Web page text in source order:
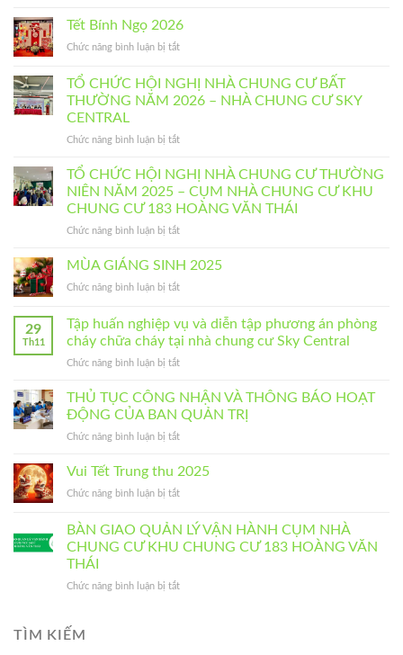
BẤT
NĂM
–
CỤM
CƯ
CHUNG
CƯ
183
VĂN
CHỨC
NGHỊ
CHUNG
CƯ
NĂM
–
NHÀ
CHUNG
SKY
Tết Bính Ngọ 2026
Chức năng bình luận bị tắtở
Bính
2026
TỔ CHỨC HỘI NGHỊ NHÀ CHUNG CƯ BẤT
THƯỜNG NĂM 2026 – NHÀ CHUNG CƯ SKY
CENTRAL
Chức năng bình luận bị tắtở
CHỨC
HỘI
NGHỊ
NHÀ
CHUNG
BẤT
NĂM
–
NHÀ
CƯ
CENTRAL
TỔ CHỨC HỘI NGHỊ NHÀ CHUNG CƯ THƯỜNG
NIÊN NĂM 2025 – CỤM NHÀ CHUNG CƯ KHU
CHUNG CƯ 183 HOÀNG VĂN THÁI
Chức năng bình luận bị tắtở
CHỨC
NGHỊ
CHUNG
CƯ
NIÊN
2025
–
CƯ
KHU
183
HOÀNG
MÙA GIÁNG SINH 2025
Chức năng bình luận bị tắtở
GIÁNG
SINH
2025
29
Th11
Tập huấn nghiệp vụ và diễn tập phương án phòng
cháy chữa cháy tại nhà chung cư Sky Central
Chức năng bình luận bị tắtở
huấn
nghiệp
vụ
và
tập
án
cháy
chữa
nhà
THỦ TỤC CÔNG NHẬN VÀ THÔNG BÁO HOẠT
ĐỘNG CỦA BAN QUẢN TRỊ
Chức năng bình luận bị tắtở
TỤC
NHẬN
THÔNG
BÁO
CỦA
Vui Tết Trung thu 2025
Chức năng bình luận bị tắtở
Tết
thu
BÀN GIAO QUẢN LÝ VẬN HÀNH CỤM NHÀ
CHUNG CƯ KHU CHUNG CƯ 183 HOÀNG VĂN
THÁI
Chức năng bình luận bị tắtở
TÌM KIẾM